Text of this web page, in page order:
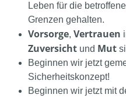
Leben für die
Grenzen gehalten.
Vorsorge, Vertrauen
Zuversicht und Mut
Beginnen wir jetzt
Sicherheitskonzept!
Beginnen wir jetzt mit